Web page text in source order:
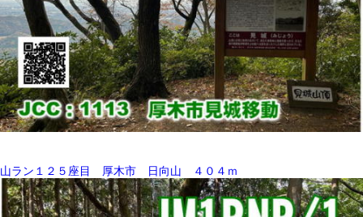
山ラン１２５座目 厚木市 日向山 ４０４ｍ